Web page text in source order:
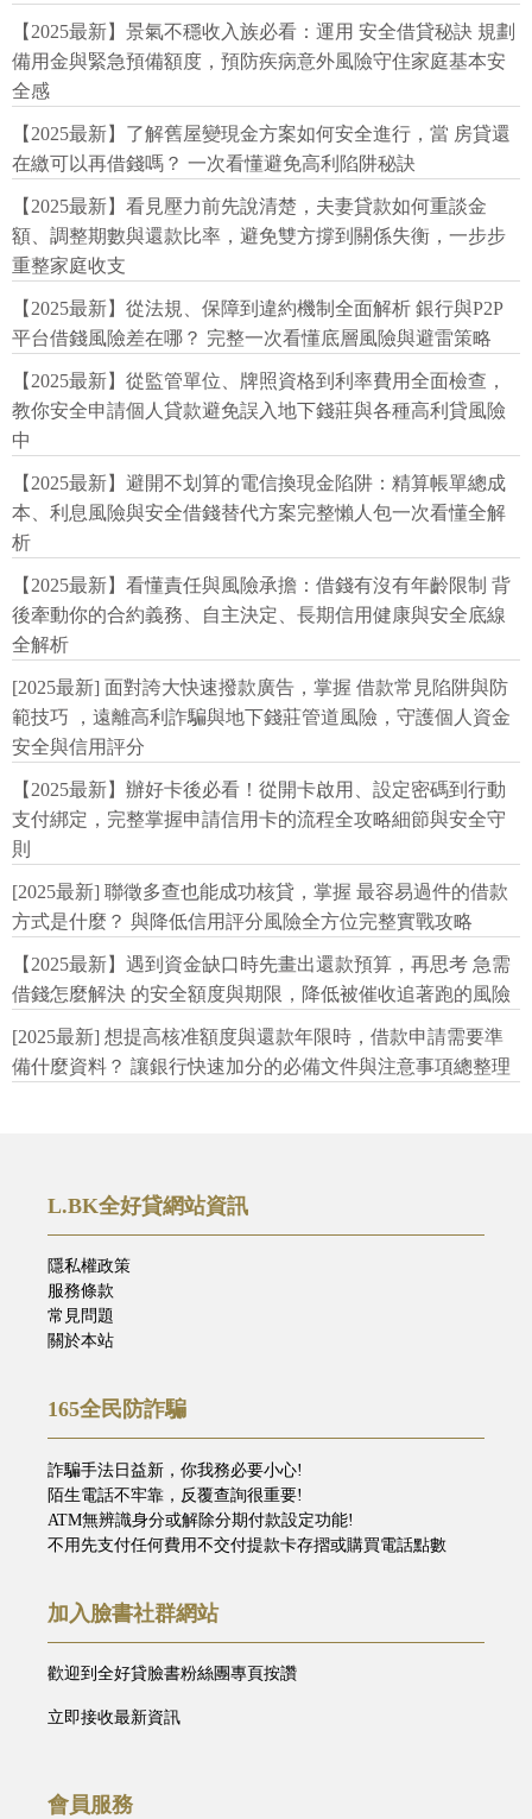
【2025最新】景氣不穩收入族必看：運用 安全借貸秘訣 規劃
備用金與緊急預備額度，預防疾病意外風險守住家庭基本安
全感
【2025最新】了解舊屋變現金方案如何安全進行，當 房貸還
在繳可以再借錢嗎？ 一次看懂避免高利陷阱秘訣
【2025最新】看見壓力前先說清楚，夫妻貸款如何重談金
額、調整期數與還款比率，避免雙方撐到關係失衡，一步步
重整家庭收支
【2025最新】從法規、保障到違約機制全面解析 銀行與P2P
平台借錢風險差在哪？ 完整一次看懂底層風險與避雷策略
【2025最新】從監管單位、牌照資格到利率費用全面檢查，
教你安全申請個人貸款避免誤入地下錢莊與各種高利貸風險
中
【2025最新】避開不划算的電信換現金陷阱：精算帳單總成
本、利息風險與安全借錢替代方案完整懶人包一次看懂全解
析
【2025最新】看懂責任與風險承擔：借錢有沒有年齡限制 背
後牽動你的合約義務、自主決定、長期信用健康與安全底線
全解析
[2025最新] 面對誇大快速撥款廣告，掌握 借款常見陷阱與防
範技巧 ，遠離高利詐騙與地下錢莊管道風險，守護個人資金
安全與信用評分
【2025最新】辦好卡後必看！從開卡啟用、設定密碼到行動
支付綁定，完整掌握申請信用卡的流程全攻略細節與安全守
則
[2025最新] 聯徵多查也能成功核貸，掌握 最容易過件的借款
方式是什麼？ 與降低信用評分風險全方位完整實戰攻略
【2025最新】遇到資金缺口時先畫出還款預算，再思考 急需
借錢怎麼解決 的安全額度與期限，降低被催收追著跑的風險
[2025最新] 想提高核准額度與還款年限時，借款申請需要準
備什麼資料？ 讓銀行快速加分的必備文件與注意事項總整理
L.BK全好貸網站資訊
隱私權政策
服務條款
常見問題
關於本站
165全民防詐騙
詐騙手法日益新，你我務必要小心!
陌生電話不牢靠，反覆查詢很重要!
ATM無辨識身分或解除分期付款設定功能!
不用先支付任何費用不交付提款卡存摺或購買電話點數
加入臉書社群網站
歡迎到全好貸臉書粉絲團專頁按讚
立即接收最新資訊
會員服務